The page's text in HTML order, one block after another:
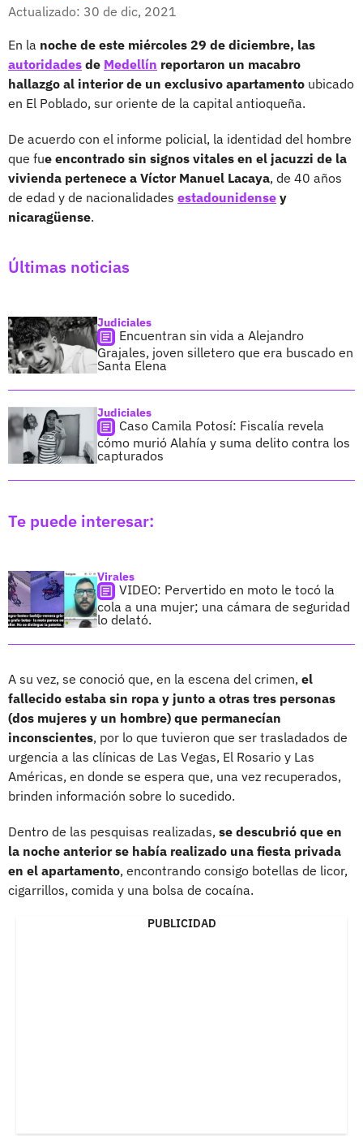
Actualizado: 30 de dic, 2021
En la noche de este miércoles 29 de diciembre, las
autoridades de Medellín reportaron un macabro
hallazgo al interior de un exclusivo apartamento ubicado
en El Poblado, sur oriente de la capital antioqueña.
De acuerdo con el informe policial, la identidad del hombre
que fue encontrado sin signos vitales en el jacuzzi de la
vivienda pertenece a Víctor Manuel Lacaya, de 40 años
de edad y de nacionalidades estadounidense y
nicaragüense.
Últimas noticias
Judiciales
Encuentran sin vida a Alejandro
Grajales, joven silletero que era buscado en
Santa Elena
Judiciales
Caso Camila Potosí: Fiscalía revela
cómo murió Alahía y suma delito contra los
capturados
Te puede interesar:
Virales
VIDEO: Pervertido en moto le tocó la
cola a una mujer; una cámara de seguridad
lo delató.
A su vez, se conoció que, en la escena del crimen, el
fallecido estaba sin ropa y junto a otras tres personas
(dos mujeres y un hombre) que permanecían
inconscientes, por lo que tuvieron que ser trasladados de
urgencia a las clínicas de Las Vegas, El Rosario y Las
Américas, en donde se espera que, una vez recuperados,
brinden información sobre lo sucedido.
Dentro de las pesquisas realizadas, se descubrió que en
la noche anterior se había realizado una fiesta privada
en el apartamento, encontrando consigo botellas de licor,
cigarrillos, comida y una bolsa de cocaína.
PUBLICIDAD